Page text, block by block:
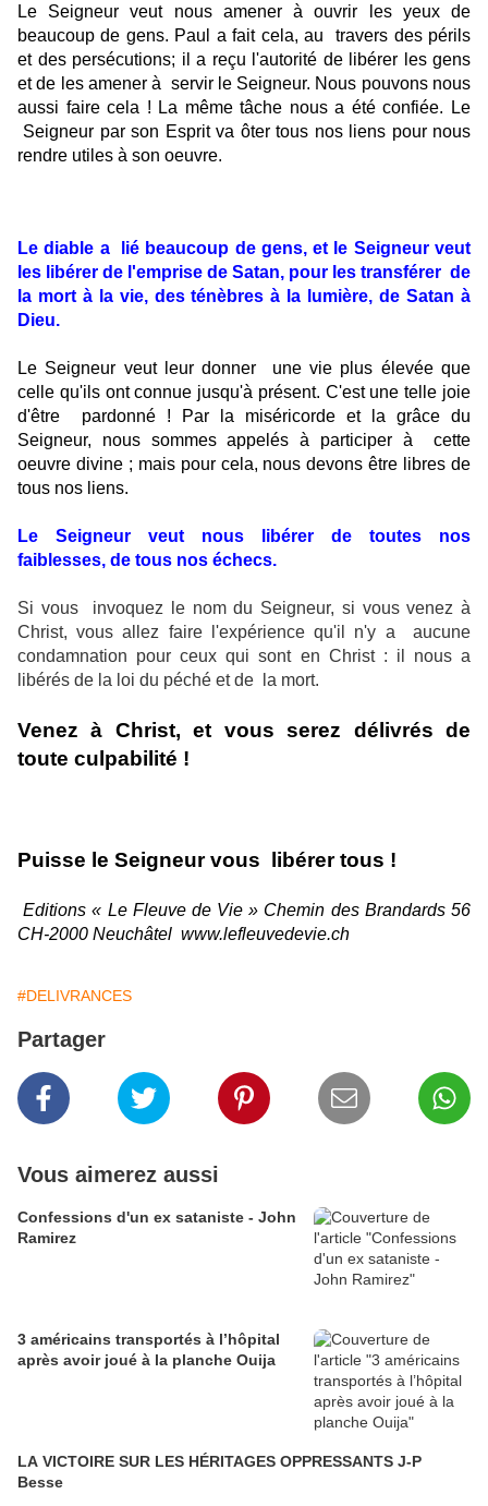
Le Seigneur veut nous amener à ouvrir les yeux de
beaucoup de gens. Paul a fait cela, au
travers des périls
et des persécutions; il a reçu l'autorité de libérer les gens
et de les amener à servir le Seigneur. Nous pouvons nous
aussi faire cela ! La même tâche nous a été confiée. Le
Seigneur par son Esprit va ôter tous nos liens pour nous
rendre utiles à son oeuvre.
Le diable a
lié beaucoup de gens, et le Seigneur veut
les libérer de l'emprise de Satan, pour les transférer de
la mort à la vie, des ténèbres à la lumière, de Satan à
Dieu.
Le Seigneur veut leur donner
une vie plus élevée que
celle qu'ils ont connue jusqu'à présent. C'est une telle joie
d'être
pardonné ! Par la miséricorde et la grâce du
Seigneur, nous sommes appelés à participer à
cette
oeuvre divine ; mais pour cela, nous devons être libres de
tous nos liens.
Le Seigneur veut nous libérer de toutes nos
faiblesses, de tous nos échecs.
Si vous
invoquez le nom du Seigneur, si vous venez à
Christ, vous allez faire l'expérience qu'il n'y a
aucune
condamnation pour ceux qui sont en Christ : il nous a
libérés de la loi du péché et de
la mort.
Venez à Christ, et vous serez délivrés de
toute culpabilité !
Puisse le Seigneur vous libérer tous !
Editions « Le Fleuve de Vie » Chemin des Brandards 56
CH-2000 Neuchâtel www.lefleuvedevie.ch
#DELIVRANCES
Partager
Vous aimerez aussi
Confessions d'un ex sataniste - John
Ramirez
3 américains transportés à l’hôpital
après avoir joué à la planche Ouija
LA VICTOIRE SUR LES HÉRITAGES OPPRESSANTS J-P
Besse